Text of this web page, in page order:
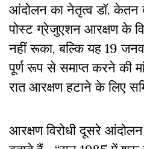
आंदोलन का नेतृत्व डॉ. केतन
पोस्ट ग्रेजुएशन आरक्षण के
नहीं रूका, बल्कि यह 19
पूर्ण रूप से समाप्त करने की
रात आरक्षण हटाने के लिए
आरक्षण विरोधी दूसरे